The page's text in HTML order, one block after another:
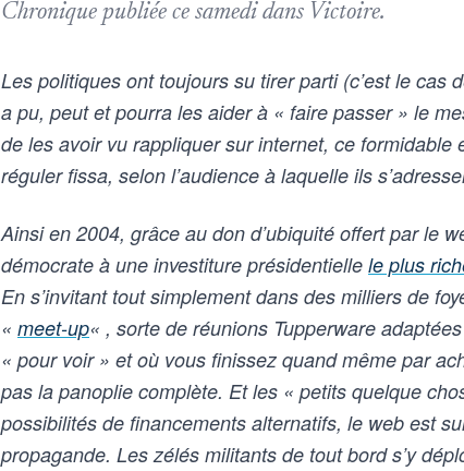
Chronique publiée ce samedi dans Victoire.
Les politiques ont toujours su tirer parti (c’est le cas
a pu, peut et pourra les aider à « faire passer » le
de les avoir vu rappliquer sur internet, ce
réguler fissa, selon l’audience à laquelle ils
Ainsi en 2004, grâce au don d’ubiquité offert par le
démocrate à une investiture présidentielle le plus
En s’invitant tout simplement dans des milliers de
« meet-up« , sorte de réunions Tupperware
« pour voir » et où vous finissez quand même par
pas la panoplie complète. Et les « petits quelque
possibilités de financements alternatifs, le web est
propagande. Les zélés militants de tout bord s’y